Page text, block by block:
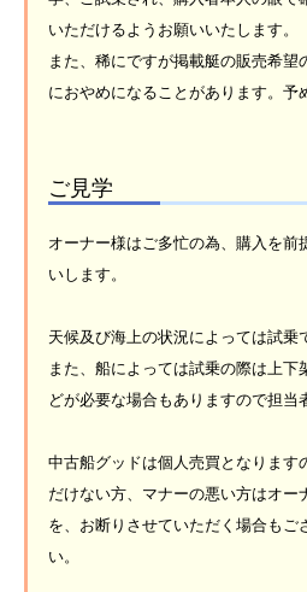
いただけるようお願いいたします。
また、稀にですが掲載艇の販売希望
におやめになることがあります。予
ご見学
オーナー様はご多忙の為、購入を前
いします。
天候及び海上の状況によっては試乗
また、船によっては試乗の際は上下
どが必要な場合もありますので担当
中古船グッドは個人売買となります
だけない方、マナーの悪い方はオー
を、お断りさせていただく場合もご
い。